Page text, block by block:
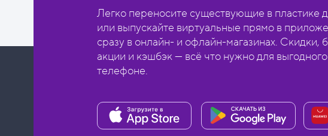
Легко переносите существующие в пластике
или выпускайте виртуальные прямо в
сразу в онлайн- и офлайн-магазинах. Скидки,
акции и кэшбэк — всё что нужно для
телефоне.